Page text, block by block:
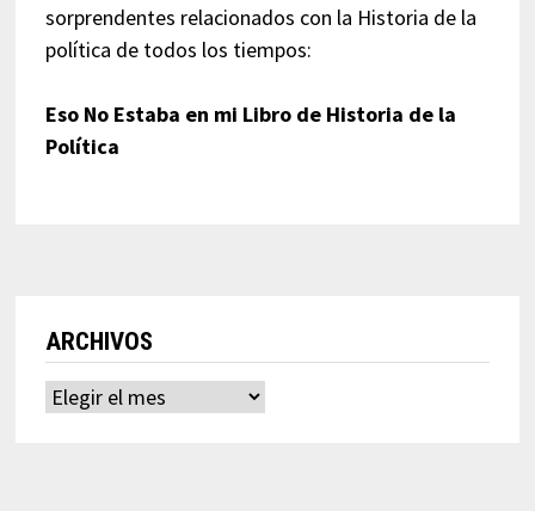
sorprendentes relacionados con la Historia de la
política de todos los tiempos:
Eso No Estaba en mi Libro de Historia de la
Política
ARCHIVOS
Archivos